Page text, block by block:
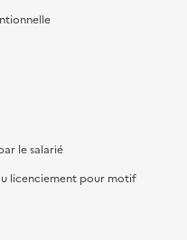
le salarié
licenciement pour motif